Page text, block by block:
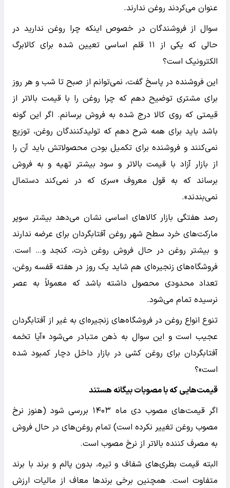
عنوان می‌کردند روغن ندارند.
سوال از فروشندگان در خصوص اینکه چرا روغن ندارید در
حالی که یکی از ۱۱ قلم اساسی تعیین شده برای کالابرگ
الکترونیک است؟
این فروشنده در پاسخ گفت، نمی‌توانم از صبح تا شب و هر روز
برای مشتری توضیح دهم که چرا روغن را با قیمت بالاتر از
قیمتی که روی کالا درج شده به فروش برسانم. اگر این گونه
باشد باید برای همه شرح دهم که تولیدکنندگان روغن، توزیع
نمی‌کنند و فروشنده برای تکمیل بودن محصولاتش باید آن را
از بازار آزاد با قیمت بالاتر و سود بیشتر تهیه و به فروش
برساند که به قول معروف «سری که در نمی‌کند دستمال
نمی‌بندند».
رصد هفتگی بازار کالاهای اساسی نشان می‌دهد بیشتر سوپر
مارکت‌های خرد سطح شهر روغن آفتابگردان برای عرضه ندارند
و بیشتر روغن در حال فروش روغن ذرت، کنجد و… است.
فروشگاه‌های زنجیره‌ای هم شاید یک روز در هفته قفسه روغن،
تعداد محدودی محصول داشته باشد که معمولاً به عصر
نرسیده تمام می‌شود.
تنوع انواع روغن در فروشگاه‌های زنجیره‌ای به غیر از آفتابگردان
عجیب است و این سوال به ذهن متبادر می‌شود «آیا تخمه
آفتابگردان برای روغن کشی در بازار داخل دچار کمبود شده
است»؟
قیمت‌هایی که با مصوبات بیگانه هستند
اگر قیمت‌های مصوب دی ماه ۱۴۰۳ بررسی شود (هنوز نرخ
مصوب روغن تغییر نکرده است) تمام روغن‌های در حال فروش
به مصرف کننده بالاتر از نرخ مصوب است.
البته قیمت بطری‌های شفاف و تیره، بدون پالم و برند با برند
متفاوت است. همچنین برخی برندها معاف از مالیات ارزش